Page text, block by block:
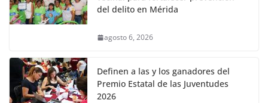
del delito en Mérida
agosto 6, 2026
Definen a las y los ganadores del
Premio Estatal de las Juventudes
2026